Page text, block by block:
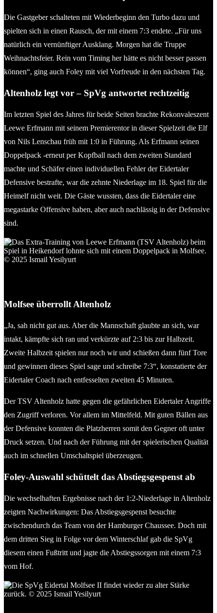
Die Gastgeber schalteten mit Wiederbeginn den Turbo dazu und
spielten sich in einen Rausch, der mit einem 7:3 endete. „Für uns
natürlich ein vernünftiger Ausklang. Morgen hat die Truppe
Weihnachtsfeier. Rein vom Timing her hätte es nicht besser passen
können“, ging auch Foley mit viel Vorfreude in den nächsten Tag.
Altenholz legt vor – SpVg antwortet rechtzeitig
Im letzten Spiel des Jahres für beide Seiten brachte Rekonvaleszent
Leewe Erfmann mit seinem Premierentor in dieser Spielzeit die Elf
von Nils Lenschau früh mit 1:0 in Führung. Als Erfmann seinen
Doppelpack -erneut per Kopfball nach dem zweiten Standard
machte und Schäfer einen individuellen Fehler der Eidertaler
Defensive bestrafte, war die zehnte Niederlage im 18. Spiel für die
Heimelf nicht weit. Die Gäste wussten, dass die Eidertaler eine
megastarke Offensive haben, aber auch nachlässig in der Defensive
sind.
Molfsee überrollt Altenholz
„Ja, sah nicht gut aus. Aber die Mannschaft glaubte an sich, war
intakt, kämpfte sich ran und verkürzte auf 2:3 bis zur Halbzeit.
Zweite Halbzeit spielen nur noch wir und schießen dann fünf Tore
und gewinnen dieses Spiel sage und schreibe 7:3“, konstatierte der
Eidertaler Coach nach entfesselten zweiten 45 Minuten.
Der TSV Altenholz hatte gegen die gefährlichen Eidertaler Angriffe
den Zugriff verloren. Vor allem im Mittelfeld. Mit guten Bällen aus
der Defensive konnten die Platzherren somit den Gegner oft unter
Druck setzen. Und nach der Führung mit der spielerischen Qualität
auch im schnellen Umschaltspiel überzeugen.
Foley-Auswahl schüttelt das Abstiegsgespenst ab
Die wechselhaften Ergebnisse nach der 1:2-Niederlage in Altenholz
zeigten Nachwirkungen: Das Abstiegsgespenst besuchte
zwischendurch das Team von der Hamburger Chaussee. Doch mit
dem dritten Sieg in Folge vor dem Winterschlaf gab die SpVg
diesem einen Fußtritt und jagte die Abstiegssorgen mit einem 7:3
vom Hof.